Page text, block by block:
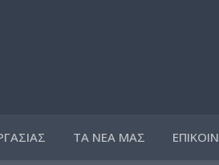
ΤΑ ΝΕΑ ΜΑΣ